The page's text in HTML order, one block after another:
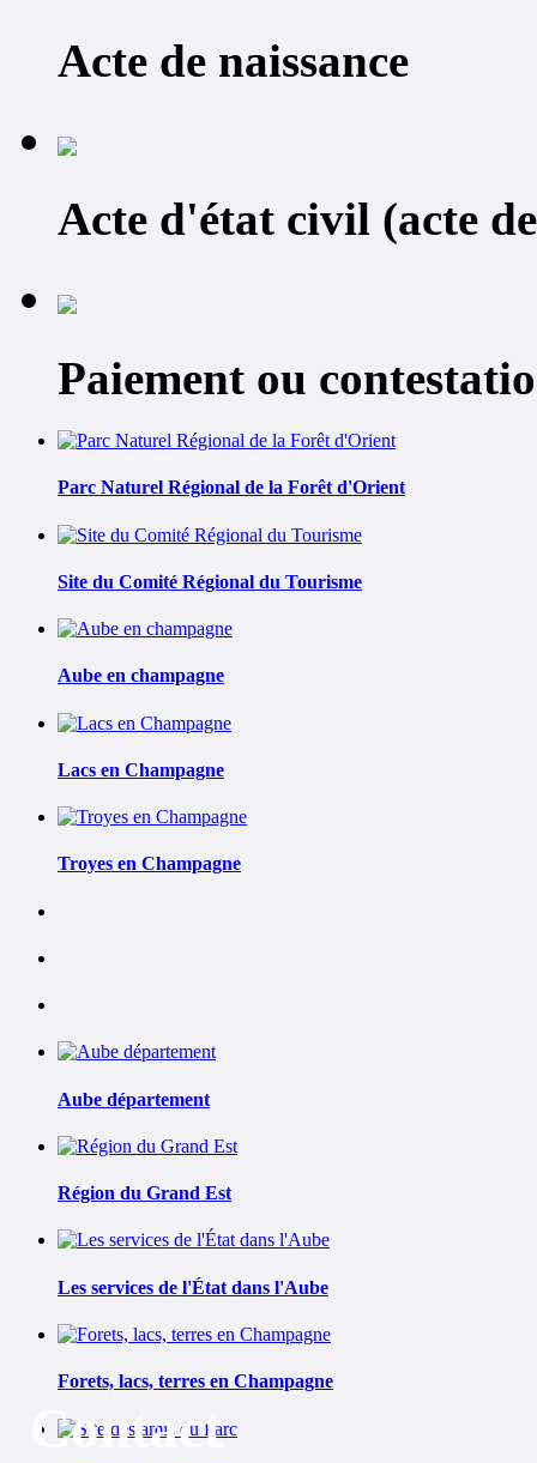
Acte de naissance
Acte d'état civil (acte
Paiement ou
Parc Naturel Régional de la Forêt d'Orient
Site du Comité Régional du Tourisme
Aube en champagne
Lacs en Champagne
Troyes en Champagne
Aube département
Région du Grand Est
Les services de l'État dans l'Aube
Forets, lacs, terres en Champagne
Contact